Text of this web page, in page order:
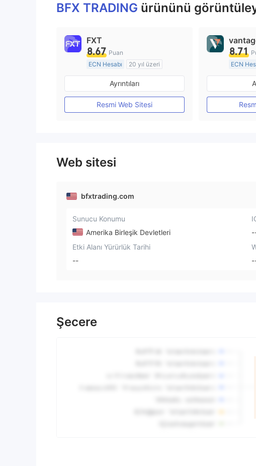
BFX TRADING ürününü
FXT
8.67 Puan
ECN Hesabı
20 yıl üzeri
Düzenleyici Ülke/Bölge: Avustralya
Pazar Yapıcılık (MM)
MT4 Tam Lisans
Ayrıntıları
Resmi Web Sitesi
8.71
ECN
Pazar
MT4
Web sitesi
bfxtrading.com
Sunucu Konumu
Amerika Birleşik Devletleri
Etki Alanı Yürürlük Tarihi
--
Şecere